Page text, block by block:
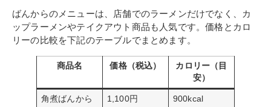
ばんからのメニューは、店舗でのラーメンだけでなく、カ
ップラーメンやテイクアウト商品も人気です。価格とカロ
リーの比較を下記のテーブルでまとめます。
商品名 価格（税込）
カロリー（目
安）
角煮ばんから 1,100円 900kcal